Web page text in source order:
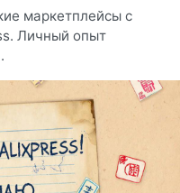
маркетплейсы с
Личный опыт